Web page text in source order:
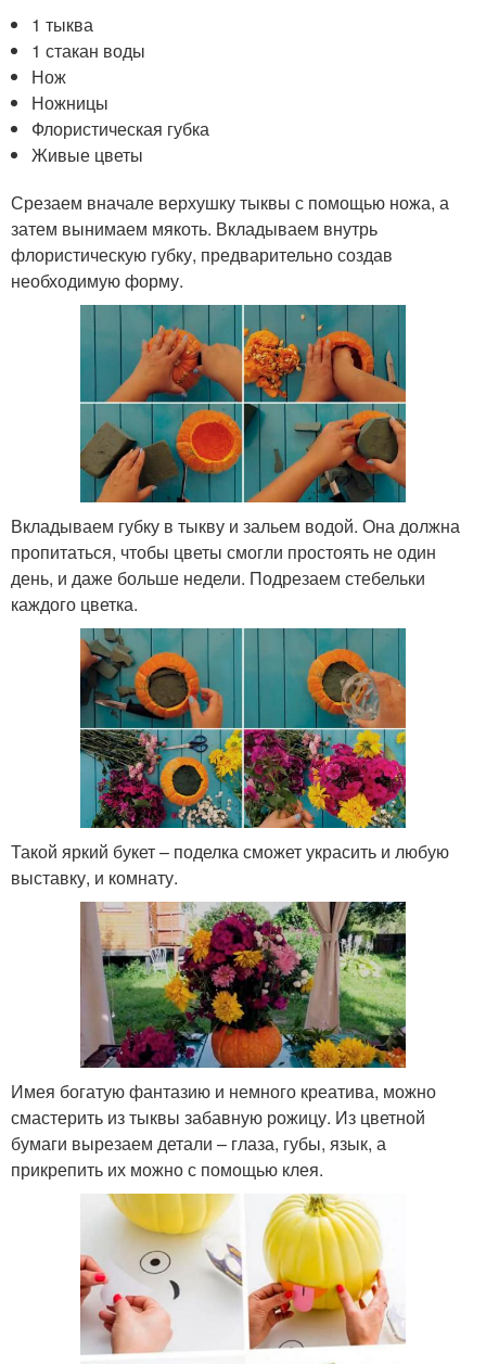
1 тыква
1 стакан воды
Нож
Ножницы
Флористическая губка
Живые цветы
Срезаем вначале верхушку тыквы с помощью ножа, а
затем вынимаем мякоть. Вкладываем внутрь
флористическую губку, предварительно создав
необходимую форму.
Вкладываем губку в тыкву и зальем водой. Она должна
пропитаться, чтобы цветы смогли простоять не один
день, и даже больше недели. Подрезаем стебельки
каждого цветка.
Такой яркий букет – поделка сможет украсить и любую
выставку, и комнату.
Имея богатую фантазию и немного креатива, можно
смастерить из тыквы забавную рожицу. Из цветной
бумаги вырезаем детали – глаза, губы, язык, а
прикрепить их можно с помощью клея.